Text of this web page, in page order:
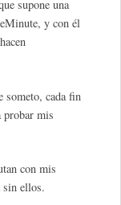
supone una
y con él
cada fin
probar mis
con mis
ellos.